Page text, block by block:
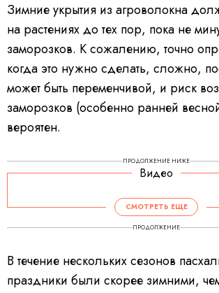
Зимние укрытия из агроволокна
на растениях до тех пор, пока не
заморозков. К сожалению, точно
когда это нужно сделать, сложно,
может быть переменчивой, и риск
заморозков (особенно ранней
вероятен.
ПРОДОЛЖЕНИЕ НИЖЕ
Видео
СМОТРЕТЬ ЕЩЕ
ПРОДОЛЖЕНИЕ
В течение нескольких сезонов
праздники были скорее зимними,